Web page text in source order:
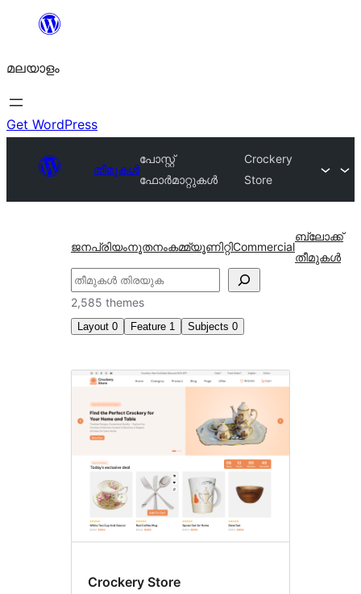
ഉള്ളടക്കത്തിലേക്ക്
മലയാളം
Get WordPress
തീമുകൾ
പോസ്റ്റ്
ഫോർമാറ്റുകൾ
Crockery
Store
ജനപ്രിയംനൂതനംകമ്മ്യൂണിറ്റിCommercial
ബ്ലോക്ക്
തീമുകൾ
തിരയുക
2,585 themes
Layout 0 Feature 1 Subjects 0
പോസ്റ്റ്
ഫോർമാറ്റുകൾ
Crockery Store